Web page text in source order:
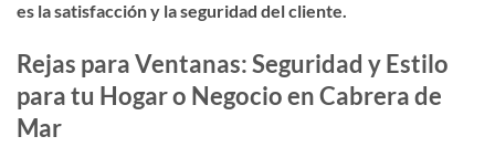
es la satisfacción y la seguridad del cliente.
Rejas para Ventanas: Seguridad y Estilo
para tu Hogar o Negocio en Cabrera de
Mar